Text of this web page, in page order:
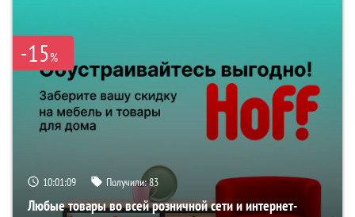
-15%
10:01:08 Получили:83
Любые товары во всей розничной сети и интернет-